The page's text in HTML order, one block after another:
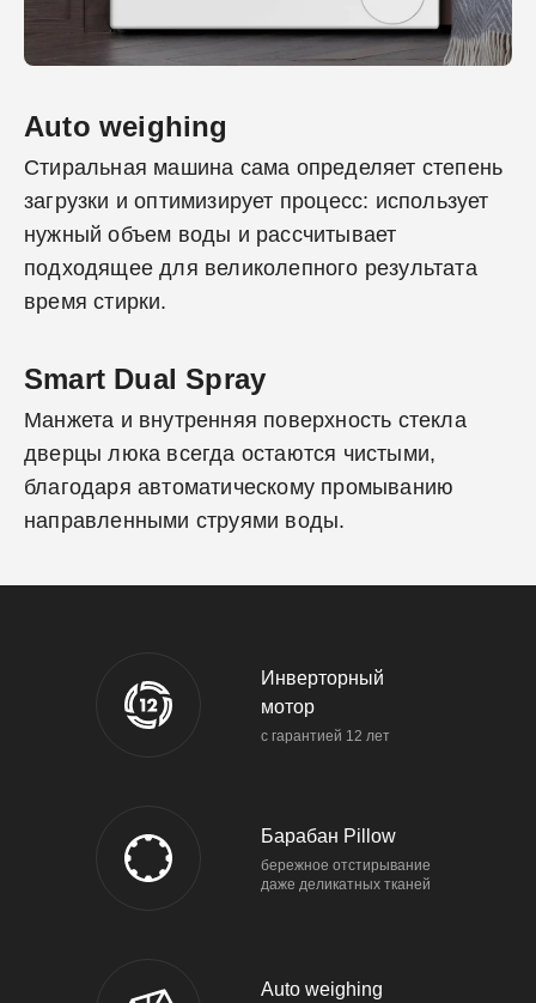
Auto weighing
Стиральная машина сама определяет степень
загрузки и оптимизирует процесс: использует
нужный объем воды и рассчитывает
подходящее для великолепного результата
время стирки.
Smart Dual Spray
Манжета и внутренняя поверхность стекла
дверцы люка всегда остаются чистыми,
благодаря автоматическому промыванию
направленными струями воды.
Инверторный
мотор
с гарантией 12 лет
Барабан Pillow
бережное отстирывание
даже деликатных тканей
Auto weighing